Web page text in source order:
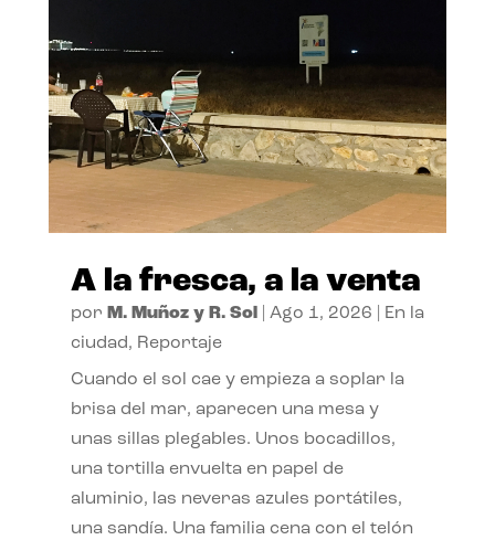
A la fresca, a la venta
por M. Muñoz y R. Sol| Ago 1, 2026
En la
ciudad, Reportaje
Cuando el sol cae y empieza a soplar la
brisa del mar, aparecen una mesa y
unas sillas plegables. Unos bocadillos,
una tortilla envuelta en papel de
aluminio, las neveras azules portátiles,
una sandía. Una familia cena con el telón